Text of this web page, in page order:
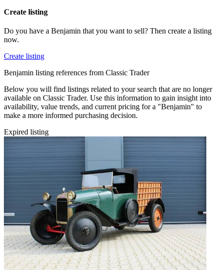
Create listing
Do you have a Benjamin that you want to sell? Then create a listing
now.
Create listing
Benjamin listing references from Classic Trader
Below you will find listings related to your search that are no longer
available on Classic Trader. Use this information to gain insight into
availability, value trends, and current pricing for a "Benjamin" to
make a more informed purchasing decision.
Expired listing